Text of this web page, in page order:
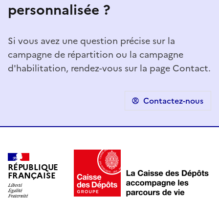
personnalisée ?
Si vous avez une question précise sur la
campagne de répartition ou la campagne
d'habilitation, rendez-vous sur la page Contact.
Contactez-nous
RÉPUBLIQUE
FRANÇAISE